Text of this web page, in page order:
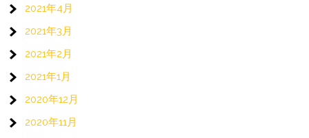
2021年4月
2021年3月
2021年2月
2021年1月
2020年12月
2020年11月